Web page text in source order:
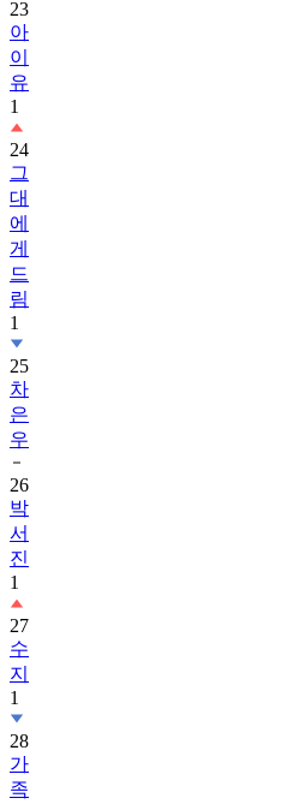
이
유
1
24
그
대
에
게
드
림
1
25
차
은
우
26
박
서
진
1
27
수
지
1
28
가
족
관
계